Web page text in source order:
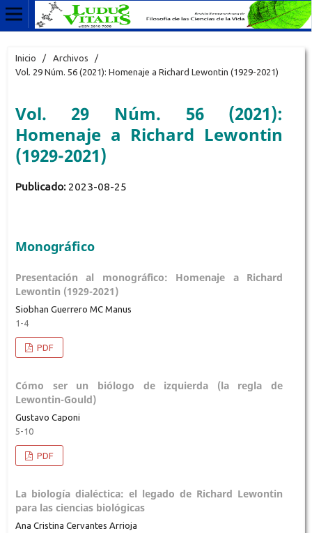
Inicio / Archivos
/
Vol. 29 Núm. 56 (2021): Homenaje a Richard Lewontin (1929-2021)
Vol. 29 Núm. 56 (2021):
Homenaje a Richard Lewontin
(1929-2021)
Publicado: 2023-08-25
Monográfico
Presentación al monográfico: Homenaje a Richard
Lewontin (1929-2021)
Siobhan Guerrero MC Manus
1-4
PDF
Cómo ser un biólogo de izquierda (la regla de
Lewontin-Gould)
Gustavo Caponi
5-10
PDF
La biología dialéctica: el legado de Richard Lewontin
para las ciencias biológicas
Ana Cristina Cervantes Arrioja